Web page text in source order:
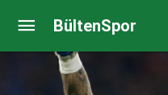
BültenSpor
Fenerbahçe transfer
görüşülen isimler